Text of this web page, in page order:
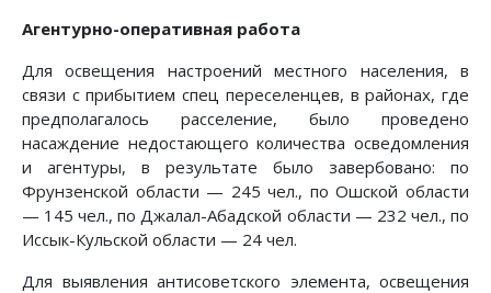
Агентурно-оперативная работа
Для освещения настроений местного населения, в
связи с прибытием спец переселенцев, в районах, где
предполагалось расселение, было проведено
насаждение недостающего количества осведомления
и агентуры, в результате было завербовано: по
Фрунзенской области — 245 чел., по Ошской области
— 145 чел., по Джалал-Абадской области — 232 чел., по
Иссык-Кульской области — 24 чел.
Для выявления антисоветского элемента, освещения